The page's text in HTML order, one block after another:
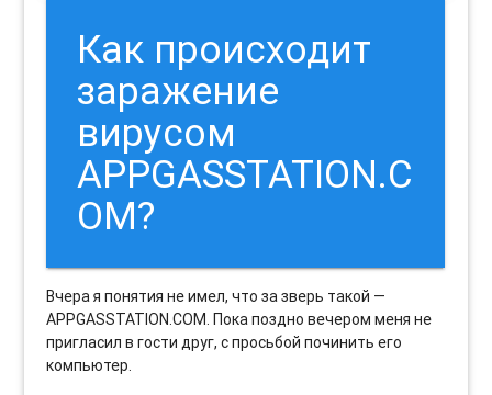
Как происходит
заражение
вирусом
APPGASSTATION.C
OM?
Вчера я понятия не имел, что за зверь такой —
APPGASSTATION.COM. Пока поздно вечером меня не
пригласил в гости друг, с просьбой починить его
компьютер.